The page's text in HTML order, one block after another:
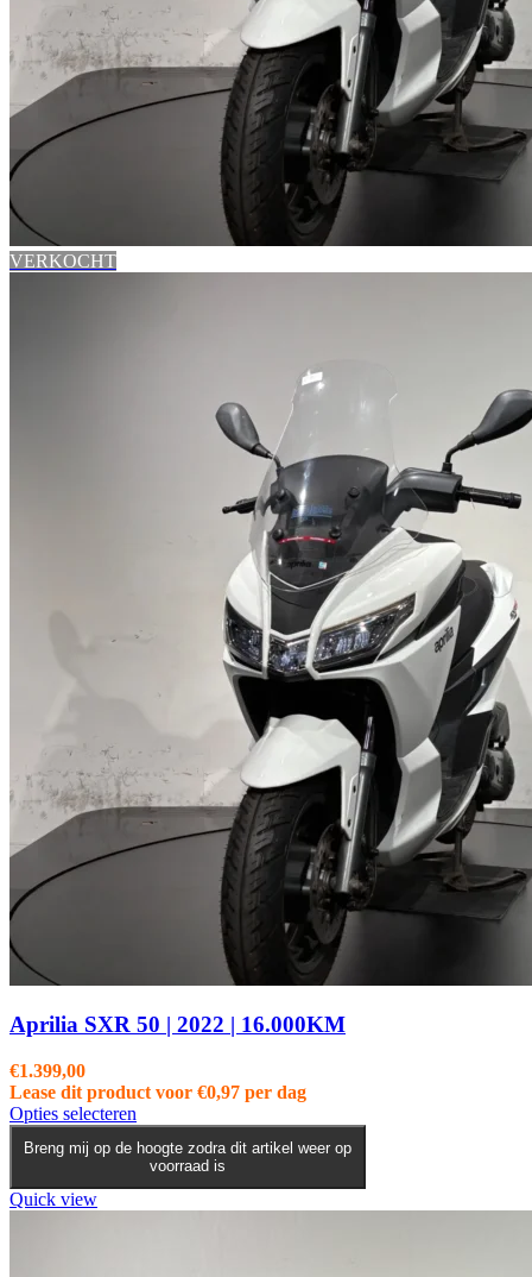
VERKOCHT
Aprilia SXR 50 | 2022 | 16.000KM
€1.399,00
Lease dit product voor €0,97 per dag
Opties selecteren
Breng mij op de hoogte zodra dit artikel weer op
voorraad is
Quick view